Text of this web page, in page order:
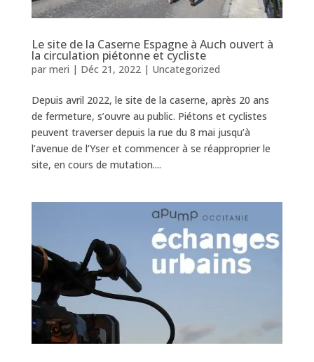
Le site de la Caserne Espagne à Auch ouvert à
la circulation piétonne et cycliste
par meri | Déc 21, 2022| Uncategorized
Depuis avril 2022, le site de la caserne, après 20 ans
de fermeture, s’ouvre au public. Piétons et cyclistes
peuvent traverser depuis la rue du 8 mai jusqu’à
l’avenue de l’Yser et commencer à se réapproprier le
site, en cours de mutation....